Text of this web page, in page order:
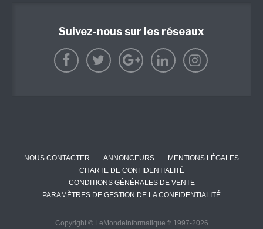
Suivez-nous sur les réseaux
NOUS CONTACTER ANNONCEURS
MENTIONS LÉGALES
CHARTE DE CONFIDENTIALITÉ
CONDITIONS GÉNÉRALES DE VENTE
PARAMÈTRES DE GESTION DE LA CONFIDENTIALITÉ
Copyright © LeMondeInformatique.fr 1997-2026